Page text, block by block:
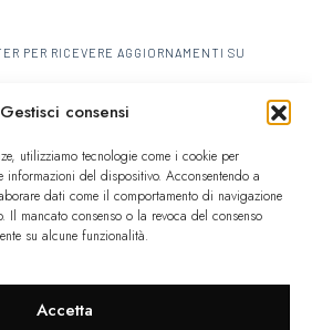
Gestisci consensi
utilizziamo tecnologie come i cookie per
informazioni del dispositivo. Acconsentendo a
dati come il comportamento di navigazione
mancato consenso o la revoca del consenso
su alcune funzionalità.
Accetta
PER RICEVERE AGGIORNAMENTI SU
Calicantus- P. IVA 03757590272